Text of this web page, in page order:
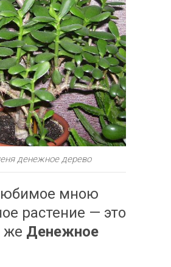
денежное дерево
мною
растение — это
же Денежное